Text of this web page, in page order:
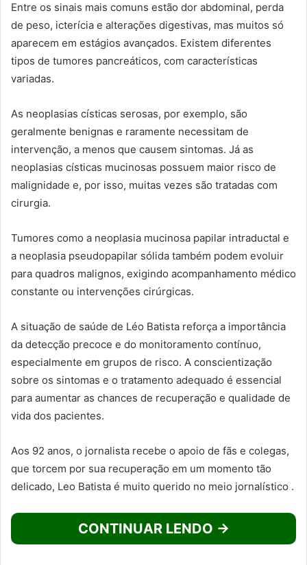
Entre os sinais mais comuns estão dor abdominal, perda
de peso, icterícia e alterações digestivas, mas muitos só
aparecem em estágios avançados. Existem diferentes
tipos de tumores pancreáticos, com características
variadas.
As neoplasias císticas serosas, por exemplo, são
geralmente benignas e raramente necessitam de
intervenção, a menos que causem sintomas. Já as
neoplasias císticas mucinosas possuem maior risco de
malignidade e, por isso, muitas vezes são tratadas com
cirurgia.
Tumores como a neoplasia mucinosa papilar intraductal e
a neoplasia pseudopapilar sólida também podem evoluir
para quadros malignos, exigindo acompanhamento médico
constante ou intervenções cirúrgicas.
A situação de saúde de Léo Batista reforça a importância
da detecção precoce e do monitoramento contínuo,
especialmente em grupos de risco. A conscientização
sobre os sintomas e o tratamento adequado é essencial
para aumentar as chances de recuperação e qualidade de
vida dos pacientes.
Aos 92 anos, o jornalista recebe o apoio de fãs e colegas,
que torcem por sua recuperação em um momento tão
delicado, Leo Batista é muito querido no meio jornalístico .
CONTINUAR LENDO →